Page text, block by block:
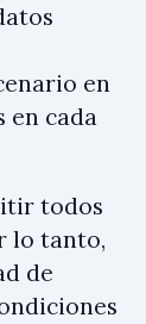
en
en cada
todos
lo tanto,
de